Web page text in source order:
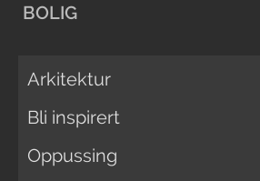
BOLIG
Arkitektur
Bli inspirert
Oppussing